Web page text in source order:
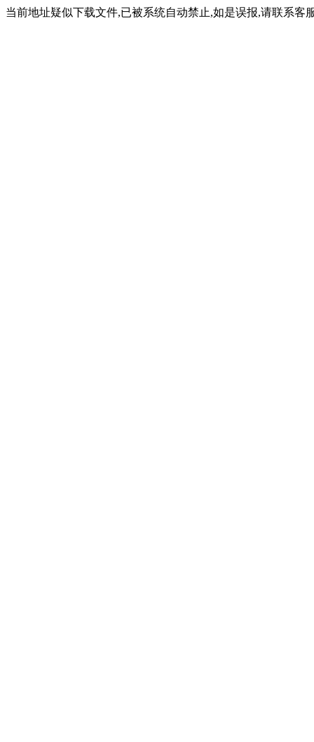
当前地址疑似下载文件,已被系统自动禁止,如是误报,请联系客